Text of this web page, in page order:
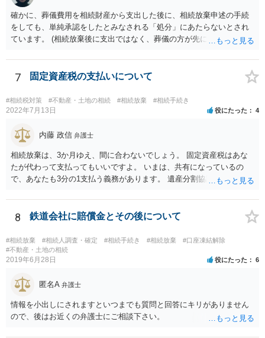
いうことになります。これ以外にも気をつける点はあるかもしれませ
んので、一度相談して想定するのがおすすめと思います。
確かに、葬儀費用を相続財産から支出した後に、相続放棄申述の手続
をしても、単純承認をしたとみなされる「処分」にあたらないとされ
ています。 (相続放棄後に支出ではなく、葬儀の方が先に来るのが通常
述の手続ということだと思いますが) ただ、葬儀費用ならいくらでもよ
いということではなく、身分相応の、社会的儀式として当然認められ
る程度の金額に留まると考えた方がよいです。 もし、相続人の皆さん
に葬儀費用を支出する経済力がなく、質素な葬儀を行った費用であれ
ば相続財産から支出しても単純承認と認められない可能性が高いの
7 固定資産税の支払いについて
#相続税対策 #不動産・土地の相続 #相続放棄 #相続手続き
2022年7月13日 役にたった 4
内藤 政信 弁護士
相続放棄は、3か月ゆえ、間に合わないでしょう。 固定資産税はあな
たが代わって支払ってもいいですよ。 いまは、共有になっているの
で、あなたも3分の1支払う義務があります。 遺産分割協議をして、不
払い義務があります。
8 鉄道会社に賠償金とその後について
#相続放棄 #相続人調査・確定 #相続手続き #相続放棄
#口座凍結解除
#不動産・土地の相続
2019年6月28日 役にたった 6
匿名A 弁護士
情報を小出しにされますといつまでも質問と回答にキリがありません
ので、後はお近くの弁護士にご相談下さい。